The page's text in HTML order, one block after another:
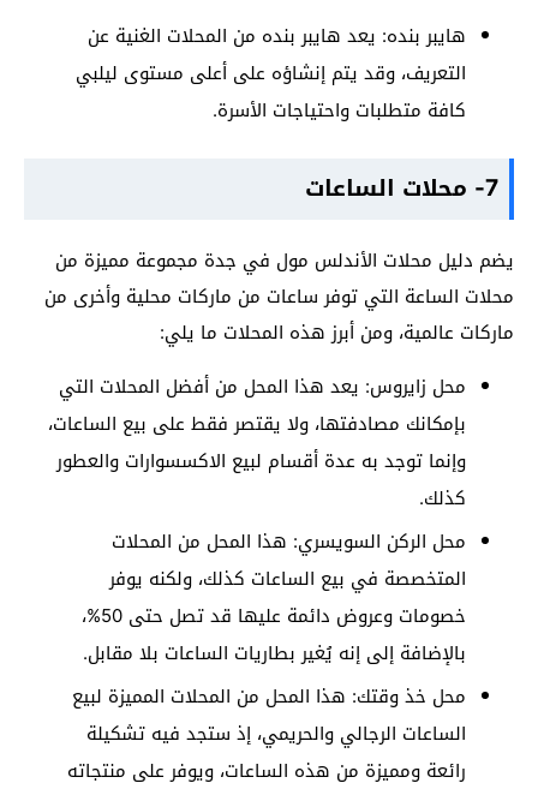
هايبر بنده: يعد هايبر بنده من المحلات الغنية عن
التعريف، وقد يتم إنشاؤه على أعلى مستوى ليلبي
كافة متطلبات واحتياجات الأسرة.
7- محلات الساعات
يضم دليل محلات الأندلس مول في جدة مجموعة مميزة من
محلات الساعة التي توفر ساعات من ماركات محلية وأخرى من
ماركات عالمية، ومن أبرز هذه المحلات ما يلي:
محل زايروس: يعد هذا المحل من أفضل المحلات التي
بإمكانك مصادفتها، ولا يقتصر فقط على بيع الساعات،
وإنما توجد به عدة أقسام لبيع الاكسسوارات والعطور
كذلك.
محل الركن السويسري: هذا المحل من المحلات
المتخصصة في بيع الساعات كذلك، ولكنه يوفر
خصومات وعروض دائمة عليها قد تصل حتى 50%،
بالإضافة إلى إنه يُغير بطاريات الساعات بلا مقابل.
محل خذ وقتك: هذا المحل من المحلات المميزة لبيع
الساعات الرجالي والحريمي، إذ ستجد فيه تشكيلة
رائعة ومميزة من هذه الساعات، ويوفر على منتجاته